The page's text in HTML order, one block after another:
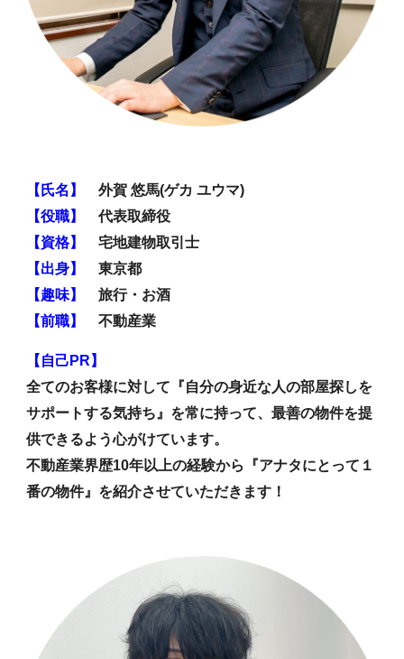
【氏名】
外賀 悠馬(ゲカ ユウマ)
【役職】
代表取締役
【資格】
宅地建物取引士
【出身】
東京都
【趣味】 旅行・ お酒
【前職】 不動産業
【自己PR】
全てのお客様に対して『自分の身近な人の部屋探しを
サポートする気持ち』を常に持って、最善の物件を提
供できるよう心がけています。
不動産業界歴10年以上の経験から『アナタにとって１
番の物件』を紹介させていただきます！